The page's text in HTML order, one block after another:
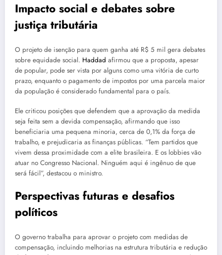
Impacto social e debates sobre
justiça tributária
O projeto de isenção para quem ganha até R$ 5 mil gera debates
sobre equidade social. Haddad afirmou que a proposta, apesar
de popular, pode ser vista por alguns como uma vitória de curto
prazo, enquanto o pagamento de impostos por uma parcela maior
da população é considerado fundamental para o país.
Ele criticou posições que defendem que a aprovação da medida
seja feita sem a devida compensação, afirmando que isso
beneficiaria uma pequena minoria, cerca de 0,1% da força de
trabalho, e prejudicaria as finanças públicas. “Tem partidos que
vivem dessa proximidade com a elite brasileira. E os lobbies vão
atuar no Congresso Nacional. Ninguém aqui é ingênuo de que
será fácil”, destacou o ministro.
Perspectivas futuras e desafios
políticos
O governo trabalha para aprovar o projeto com medidas de
compensação, incluindo melhorias na estrutura tributária e redução